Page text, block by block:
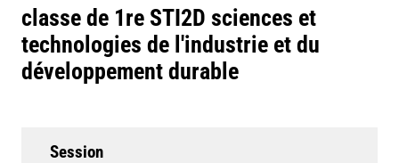
classe de 1re STI2D sciences et
technologies de l'industrie et du
développement durable
Session